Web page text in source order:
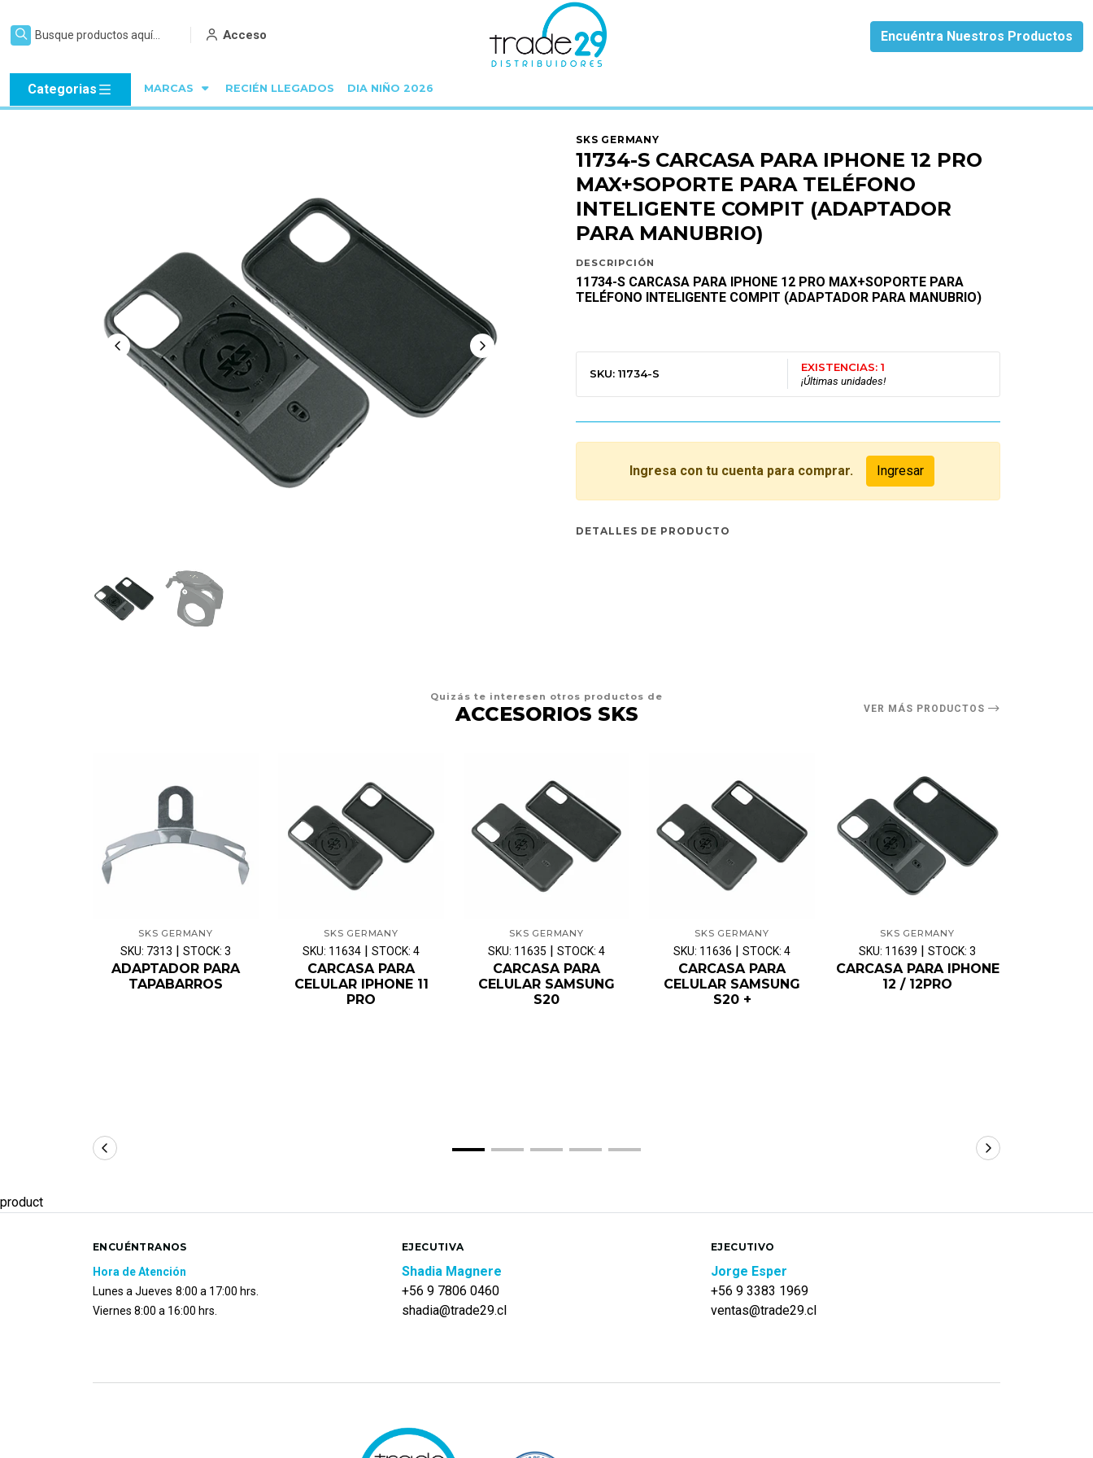
Acceso Encuéntra Nuestros Productos
Categorias MARCAS RECIÉN LLEGADOS DIA NIÑO 2026
Inicio SKS GERMANY ACCESORIOS SKS 11734-S CARCASA PARA IPHONE 12 PRO MAX+SOPORTE PARA TELÉFONO INTELIGENTE COMPIT (ADAPTADOR PARA MANUBRIO)
SKS GERMANY
11734-S CARCASA PARA IPHONE 12 PRO
MAX+SOPORTE PARA TELÉFONO
INTELIGENTE COMPIT (ADAPTADOR
PARA MANUBRIO)
DESCRIPCIÓN
11734-S CARCASA PARA IPHONE 12 PRO MAX+SOPORTE PARA
TELÉFONO INTELIGENTE COMPIT (ADAPTADOR PARA MANUBRIO)
SKU: 11734-S
EXISTENCIAS: 1
¡Últimas unidades!
Ingresa con tu cuenta para comprar. Ingresar
DETALLES DE PRODUCTO
Quizás te interesen otros productos de
ACCESORIOS SKS VER MÁS PRODUCTOS
SKS GERMANY
SKU: 7313 | STOCK: 3
ADAPTADOR PARA
TAPABARROS
SKS GERMANY
SKU: 11634 | STOCK: 4
CARCASA PARA
CELULAR IPHONE 11
PRO
SKS GERMANY
SKU: 11635 | STOCK: 4
CARCASA PARA
CELULAR SAMSUNG
S20
SKS GERMANY
SKU: 11636 | STOCK: 4
CARCASA PARA
CELULAR SAMSUNG
S20 +
SKS GERMANY
SKU: 11639 | STOCK: 3
CARCASA PARA IPHONE
12 / 12PRO
product
ENCUÉNTRANOS
Hora de Atención
Lunes a Jueves 8:00 a 17:00 hrs.
Viernes 8:00 a 16:00 hrs.
EJECUTIVA
Shadia Magnere
+56 9 7806 0460
shadia@trade29.cl
EJECUTIVO
Jorge Esper
+56 9 3383 1969
ventas@trade29.cl